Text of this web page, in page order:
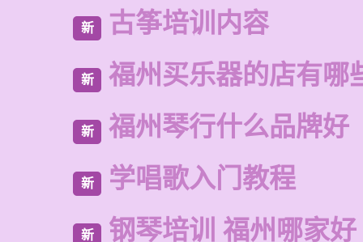
新 古筝培训内容
新 福州买乐器的店有哪
新 福州琴行什么品牌好
新 学唱歌入门教程
新 钢琴培训 福州哪家好